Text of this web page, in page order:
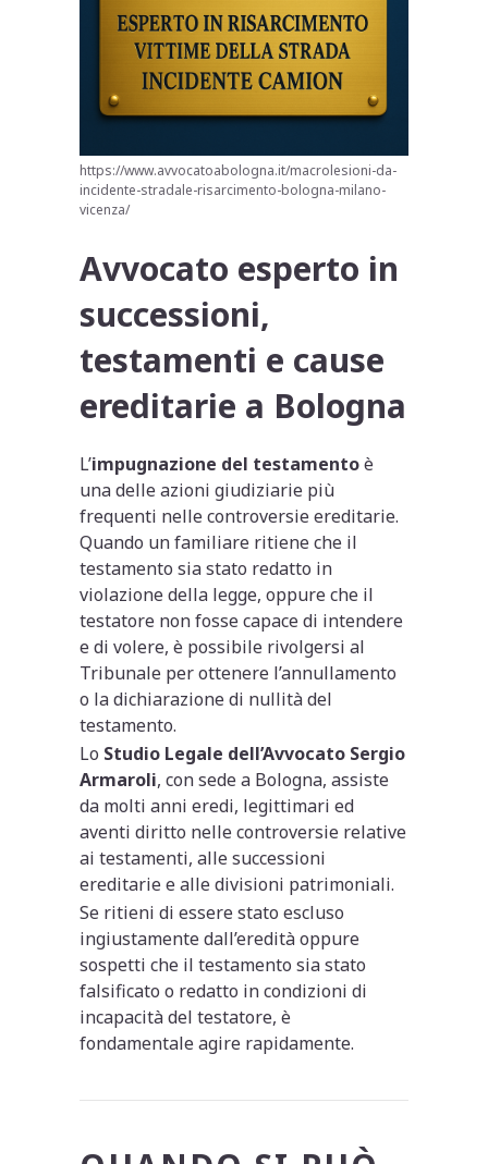
https://www.avvocatoabologna.it/macrolesioni-da-
incidente-stradale-risarcimento-bologna-milano-
vicenza/
Avvocato esperto in
successioni,
testamenti e cause
ereditarie a Bologna
L’impugnazione del testamentoè
una delle azioni giudiziarie più
frequenti nelle controversie ereditarie.
Quando un familiare ritiene che il
testamento sia stato redatto in
violazione della legge, oppure che il
testatore non fosse capace di intendere
e di volere, è possibile rivolgersi al
Tribunale per ottenere l’annullamento
o la dichiarazione di nullità del
testamento.
Lo Studio Legale dell’Avvocato Sergio
Armaroli, con sede a Bologna, assiste
da molti anni eredi, legittimari ed
aventi diritto nelle controversie relative
ai testamenti, alle successioni
ereditarie e alle divisioni patrimoniali.
Se ritieni di essere stato escluso
ingiustamente dall’eredità oppure
sospetti che il testamento sia stato
falsificato o redatto in condizioni di
incapacità del testatore, è
fondamentale agire rapidamente.